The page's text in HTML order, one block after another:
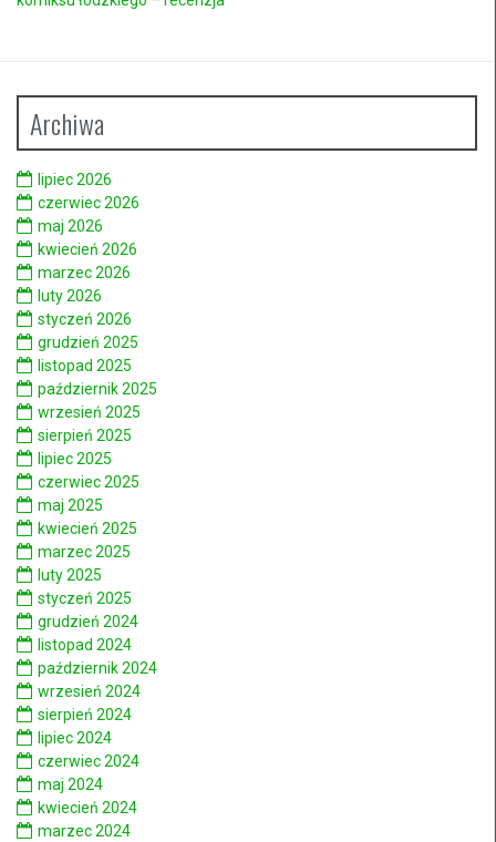
Archiwa
lipiec 2026
czerwiec 2026
maj 2026
kwiecień 2026
marzec 2026
luty 2026
styczeń 2026
grudzień 2025
listopad 2025
październik 2025
wrzesień 2025
sierpień 2025
lipiec 2025
czerwiec 2025
maj 2025
kwiecień 2025
marzec 2025
luty 2025
styczeń 2025
grudzień 2024
listopad 2024
październik 2024
wrzesień 2024
sierpień 2024
lipiec 2024
czerwiec 2024
maj 2024
kwiecień 2024
marzec 2024